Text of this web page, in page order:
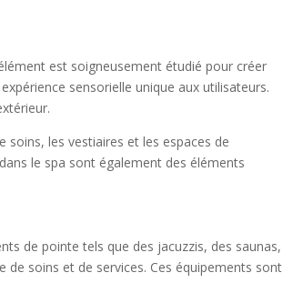
est soigneusement étudié pour créer
sensorielle unique aux utilisateurs.
soins, les vestiaires et les espaces de
le spa sont également des éléments
de pointe tels que des jacuzzis, des saunas,
soins et de services. Ces équipements sont